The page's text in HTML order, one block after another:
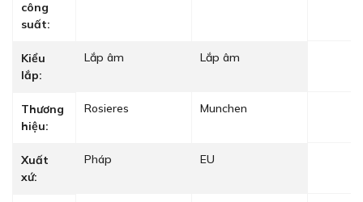
công
suất:
Kiểu
lắp:
Lắp âm Lắp âm
Thương
hiệu:
Rosieres Munchen
Xuất
xứ:
Pháp EU